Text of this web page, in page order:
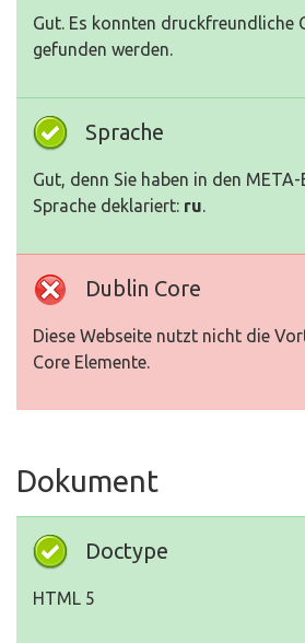
Gut. Es konnten druckfreundliche
gefunden werden.
Sprache
Gut, denn Sie haben in den
Sprache deklariert: ru.
Dublin Core
Diese Webseite nutzt nicht die
Core Elemente.
Dokument
Doctype
HTML 5